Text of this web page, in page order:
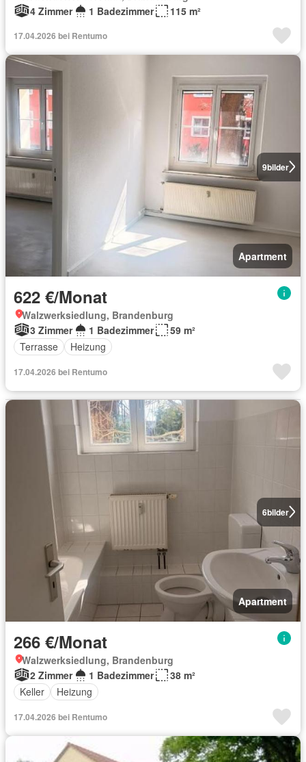
4 Zimmer
1 Badezimmer 115 m²
17.04.2026 bei Rentumo
9bilder
Apartment
622 €/Monat
Walzwerksiedlung, Brandenburg
3 Zimmer
1 Badezimmer
59 m²
Terrasse
Heizung
17.04.2026 bei Rentumo
6bilder
Apartment
266 €/Monat
Walzwerksiedlung, Brandenburg
2 Zimmer
1 Badezimmer
38 m²
Keller
Heizung
17.04.2026 bei Rentumo